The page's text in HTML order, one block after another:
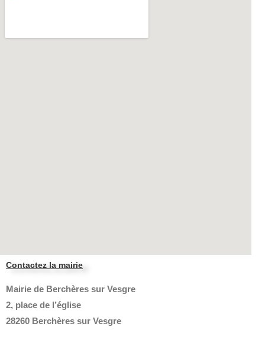
Contactez la mairie
Mairie de Berchères sur Vesgre
2, place de l’église
28260 Berchères sur Vesgre